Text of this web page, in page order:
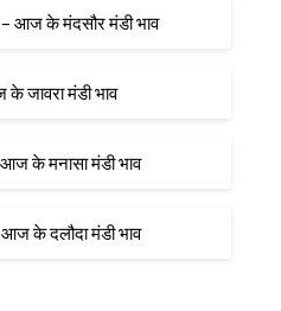
आज के मंदसौर मंडी भाव
जावरा मंडी भाव
के मनासा मंडी भाव
के दलौदा मंडी भाव